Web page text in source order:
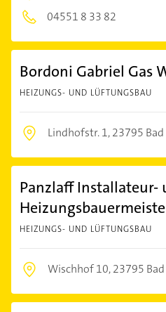
04551 8 33 82
Bordoni Gabriel Gas
HEIZUNGS- UND LÜFTUNGSBAU
Lindhofstr. 1,23795
Panzlaff Installateur-
HEIZUNGS- UND LÜFTUNGSBAU
Wischhof 10,23795